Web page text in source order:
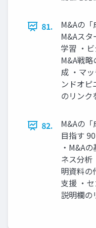
81.
M&Aの
M&Aス
学習 ・
M&A戦
成 ・マ
ンドオピ
のリンク
82.
M&Aの
目指す
・M&A
ネス分析
明資料の
支援 ・
説明欄の